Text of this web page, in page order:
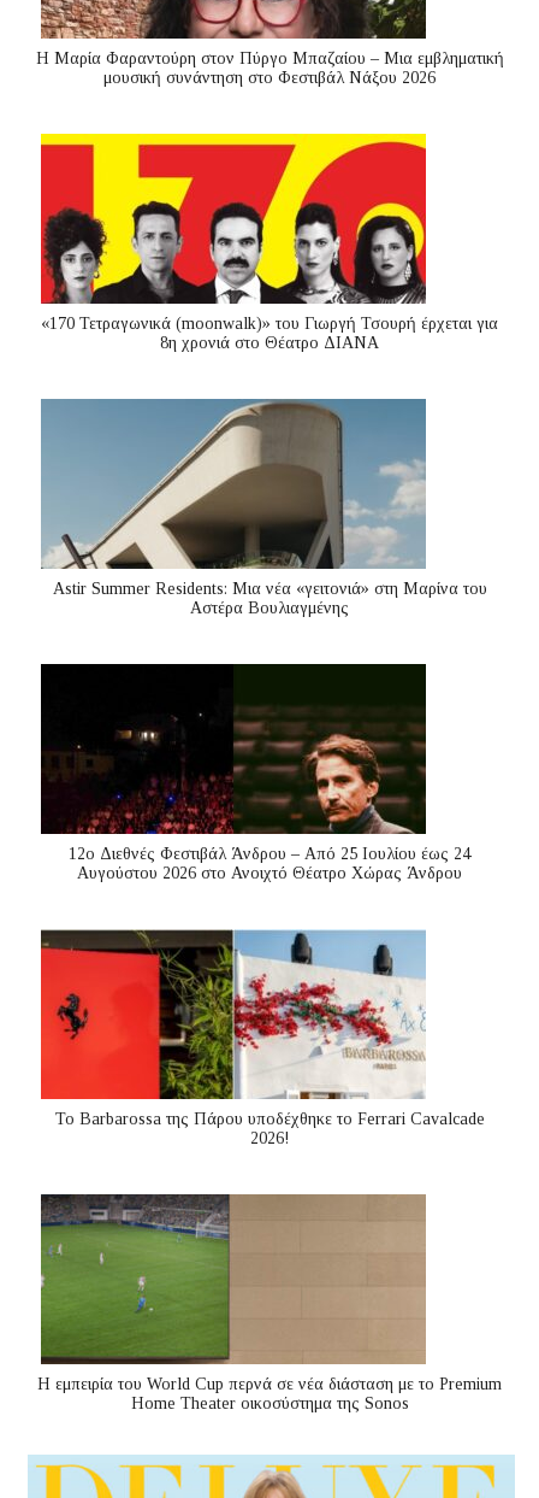
Η Μαρία Φαραντούρη στον Πύργο Μπαζαίου – Μια εμβληματική
μουσική συνάντηση στο Φεστιβάλ Νάξου 2026
«170 Τετραγωνικά (moonwalk)» του Γιωργή Τσουρή έρχεται για
8η χρονιά στο Θέατρο ΔΙΑΝΑ
Astir Summer Residents: Μια νέα «γειτονιά» στη Μαρίνα του
Αστέρα Βουλιαγμένης
12ο Διεθνές Φεστιβάλ Άνδρου – Από 25 Ιουλίου έως 24
Αυγούστου 2026 στο Ανοιχτό Θέατρο Χώρας Άνδρου
Το Barbarossa της Πάρου υποδέχθηκε το Ferrari Cavalcade
2026!
Η εμπειρία του World Cup περνά σε νέα διάσταση με το Premium
Home Theater οικοσύστημα της Sonos